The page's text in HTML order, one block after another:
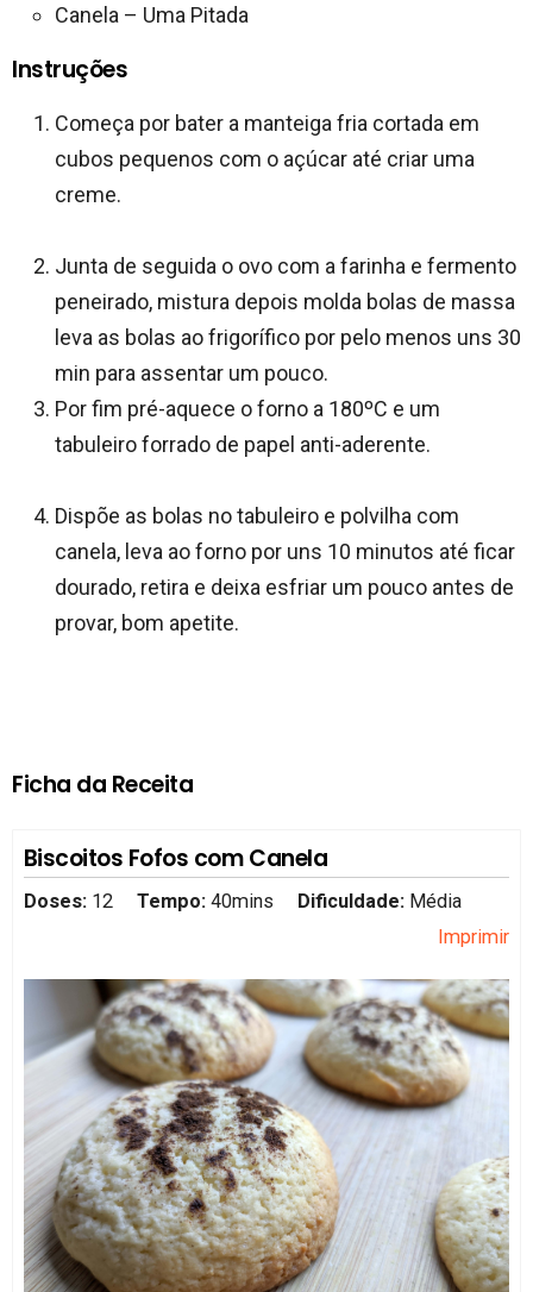
Canela – Uma Pitada
Instruções
Começa por bater a manteiga fria cortada em
cubos pequenos com o açúcar até criar uma
creme.
Junta de seguida o ovo com a farinha e fermento
peneirado, mistura depois molda bolas de massa
leva as bolas ao frigorífico por pelo menos uns 30
min para assentar um pouco.
Por fim pré-aquece o forno a 180ºC e um
tabuleiro forrado de papel anti-aderente.
Dispõe as bolas no tabuleiro e polvilha com
canela, leva ao forno por uns 10 minutos até ficar
dourado, retira e deixa esfriar um pouco antes de
provar, bom apetite.
Ficha da Receita
Biscoitos Fofos com Canela
Doses: 12 Tempo: 40mins Dificuldade: Média
Imprimir